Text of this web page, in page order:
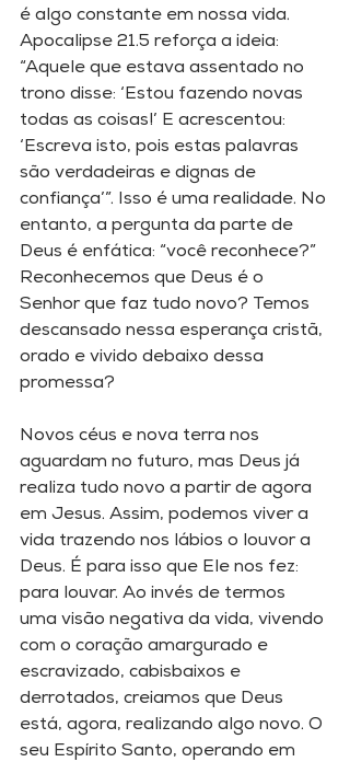
é algo constante em nossa vida.
Apocalipse 21.5 reforça a ideia:
“Aquele que estava assentado no
trono disse: ‘Estou fazendo novas
todas as coisas!’ E acrescentou:
‘Escreva isto, pois estas palavras
são verdadeiras e dignas de
confiança’”. Isso é uma realidade. No
entanto, a pergunta da parte de
Deus é enfática: “você reconhece?”
Reconhecemos que Deus é o
Senhor que faz tudo novo? Temos
descansado nessa esperança cristã,
orado e vivido debaixo dessa
promessa?
Novos céus e nova terra nos
aguardam no futuro, mas Deus já
realiza tudo novo a partir de agora
em Jesus. Assim, podemos viver a
vida trazendo nos lábios o louvor a
Deus. É para isso que Ele nos fez:
para louvar. Ao invés de termos
uma visão negativa da vida, vivendo
com o coração amargurado e
escravizado, cabisbaixos e
derrotados, creiamos que Deus
está, agora, realizando algo novo. O
seu Espírito Santo, operando em